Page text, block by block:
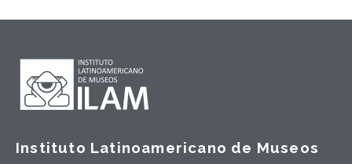
Instituto Latinoamericano de Museos